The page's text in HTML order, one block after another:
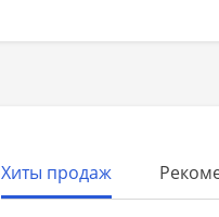
Хиты продаж